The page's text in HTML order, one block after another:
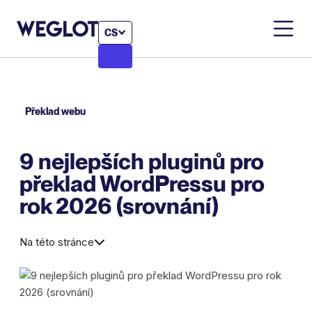
CS
Překlad webu
9 nejlepších pluginů pro
překlad WordPressu pro
rok 2026 (srovnání)
Na této stránce